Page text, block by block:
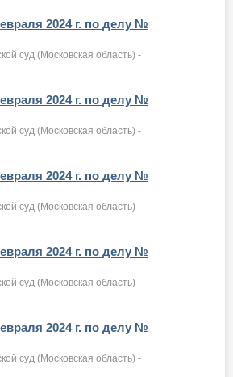
2024 г. по делу №
суд (Московская область) -
2024 г. по делу №
суд (Московская область) -
2024 г. по делу №
суд (Московская область) -
2024 г. по делу №
суд (Московская область) -
2024 г. по делу №
суд (Московская область) -